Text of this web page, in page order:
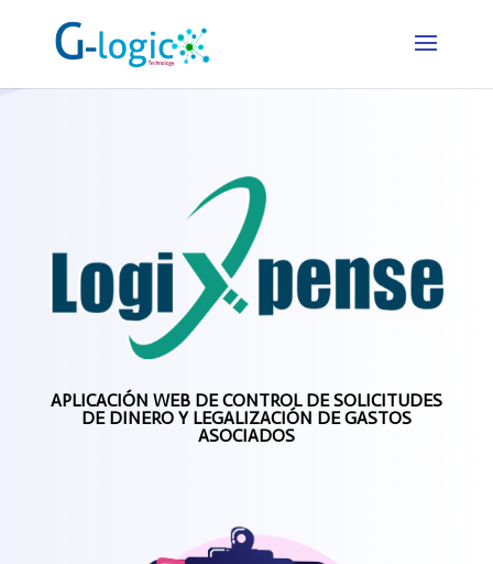
APLICACIÓN WEB DECONTROL DE SOLICITUDES
DE DINERO Y LEGALIZACIÓN DE GASTOS
ASOCIADOS